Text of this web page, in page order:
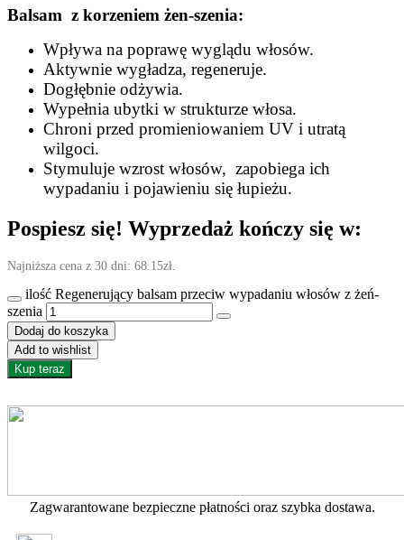
Balsam z korzeniem żen-szenia:
Wpływa na poprawę wyglądu włosów.
Aktywnie wygładza, regeneruje.
Dogłębnie odżywia.
Wypełnia ubytki w strukturze włosa.
Chroni przed promieniowaniem UV i utratą
wilgoci.
Stymuluje wzrost włosów, zapobiega ich
wypadaniu i pojawieniu się łupieżu.
Pospiesz się! Wyprzedaż kończy się w:
Najniższa cena z 30 dni: 68.15zł
ilość Regenerujący balsam przeciw wypadaniu włosów z żeń-
szenia
Dodaj do koszyka
Add to wishlist
Kup teraz
Zagwarantowane bezpieczne płatności oraz szybka dostawa.